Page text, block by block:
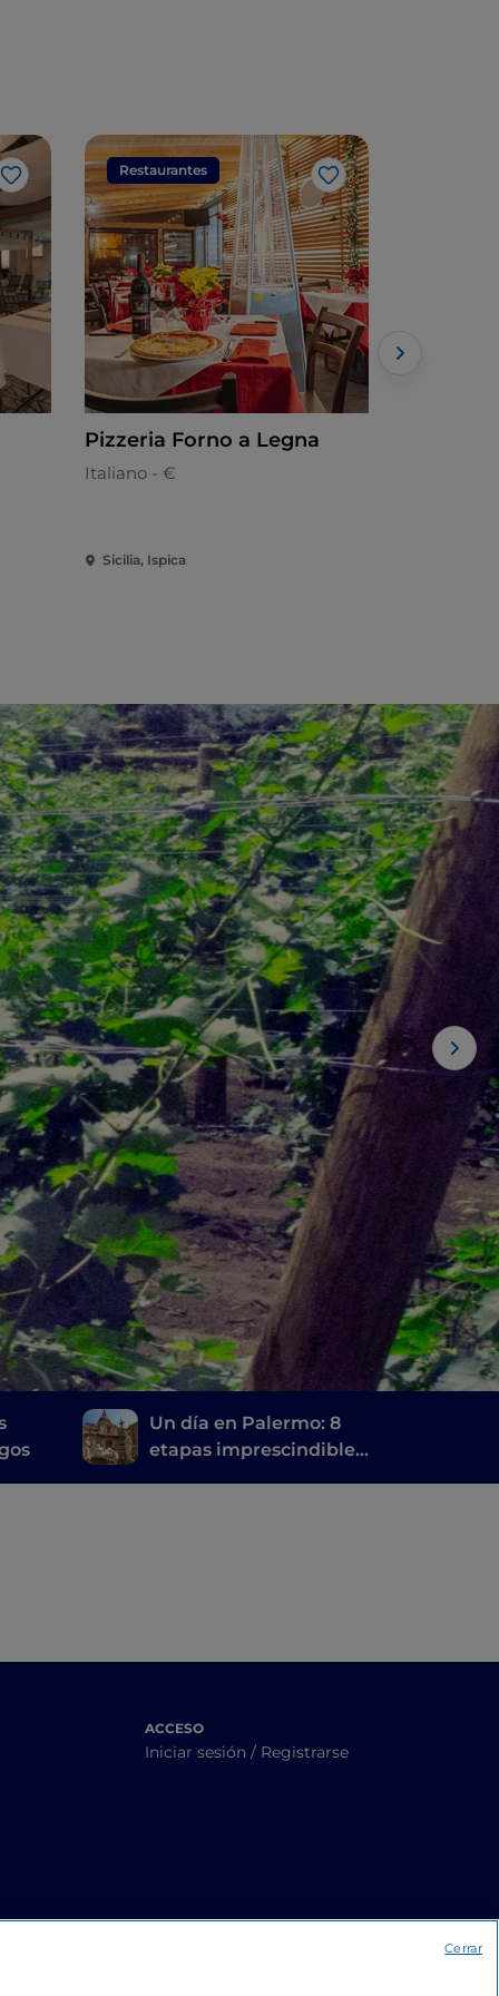
Me gusta
Restaurantes
Me gusta
Pizzeria Forno a Legna
Italiano - €
Sicilia, Ispica
Un día en Palermo: 8
etapas imprescindibles
ACCESO
Iniciar sesión / Registrarse
Cerrar